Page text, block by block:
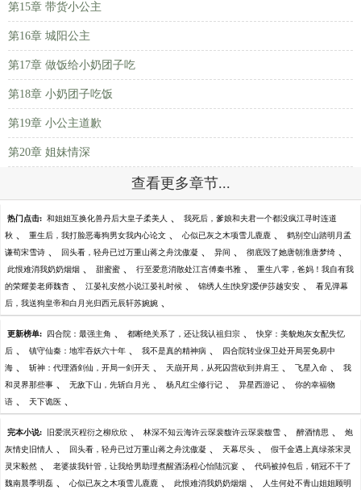
第15章 带货小公主
第16章 城阳公主
第17章 做饭给小奶团子吃
第18章 小奶团子吃饭
第19章 小公主道歉
第20章 姐妹情深
查看更多章节...
热门点击: 和姐姐互换化兽丹后大皇子柔美人 、 我死后，爹娘和夫君一个都没疯江寻时连道
秋 、 重生后，我打脸恶毒狗男女我内心论文 、 心似已灰之木项雪儿鹿鹿 、 鹤别空山踏明月孟
谦荀宋雪诗 、 回头看，轻舟已过万重山蒋之舟沈傲凝 、 异间 、 彻底毁了她唐朝淮唐梦绮 、
此恨难消我奶奶烟烟 、 甜蜜蜜 、 行至爱意消散处江言傅秦书雅 、 重生八零，爸妈！我自有我
的荣耀姜老师魏杳 、 江晏礼安然小说江晏礼时候 、 锦绣人生[快穿]爱伊莎越安安 、 看见弹幕
后，我送狗皇帝和白月光归西元辰轩苏婉婉 、
更新榜单: 四合院：最强主角 、 都断绝关系了，还让我认祖归宗 、 快穿：美貌炮灰女配失忆
后 、 镇守仙秦：地牢吞妖六十年 、 我不是真的精神病 、 四合院转业保卫处开局罢免易中
海 、 斩神：代理酒剑仙，开局一剑开天 、 天崩开局，从死囚营砍到并肩王 、 飞星入命 、 我
和灵界那些事 、 无敌下山，先斩白月光 、 杨凡红尘修行记 、 异星西游记 、 你的幸福物
语 、 天下诡医 、
完本小说: 旧爱泯灭程衍之柳欣欣 、 林深不知云海许云琛裴馥许云琛裴馥雪 、 醉酒情思 、 炮
灰情史旧情人 、 回头看，轻舟已过万重山蒋之舟沈傲凝 、 天幕尽头 、 假千金遇上真绿茶宋灵
灵宋毅然 、 老婆拔我针管，让我给男助理煮醒酒汤程心怡陆沉宴 、 代码被掉包后，销冠不干了
魏南晨季明磊 、 心似已灰之木项雪儿鹿鹿 、 此恨难消我奶奶烟烟 、 人生何处不青山姐姐顾明